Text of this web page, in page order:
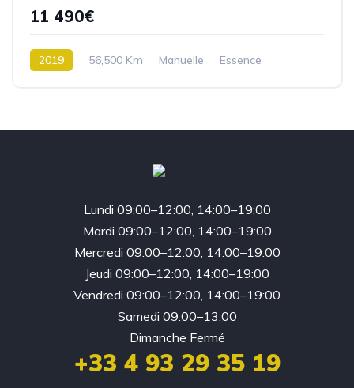
11 490€
2019 56,500 Km Manuelle
Essence
Lundi 09:00–12:00, 14:00–19:00
Mardi 09:00–12:00, 14:00–19:00
Mercredi 09:00–12:00, 14:00–19:00
Jeudi 09:00–12:00, 14:00–19:00
Vendredi 09:00–12:00, 14:00–19:00
Samedi 09:00–13:00
Dimanche Fermé
+33 4 93 29 35 19